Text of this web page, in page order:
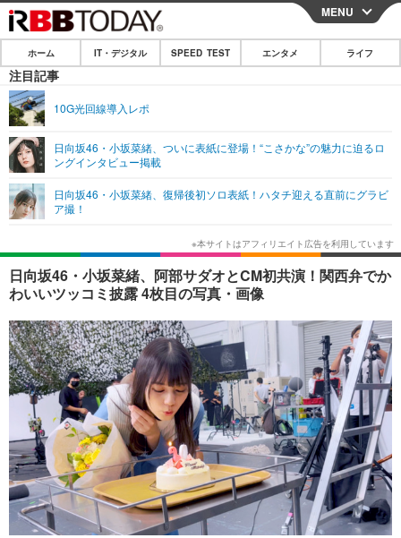
CLOSE
ホーム
IT・デジタル
ネタ
ショッピング その他
SPEED TEST
エンタメ
エンタメTOP
韓国・芸能
音楽 スポーツ
ショッピング その他
ライフ
ライフTOP グルメ
ペット ショッピング
その他
リリース一覧
プッシュ通知の停止方法
MENU
ホーム IT・デジタル SPEED TEST エンタメ ライフ
注目記事
10G光回線導入レポ
日向坂46・小坂菜緒、ついに表紙に登場！“こさかな”の魅力に迫るロ
ングインタビュー掲載
日向坂46・小坂菜緒、復帰後初ソロ表紙！ハタチ迎える直前にグラビ
ア撮！
日向坂46・小坂菜緒、阿部サダオとCM初共演！関西弁でか
わいいツッコミ披露 4枚目の写真・画像